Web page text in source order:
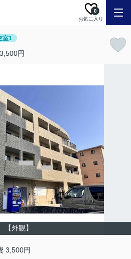
お気に入り
0
室1
円
【外観】
3,500円